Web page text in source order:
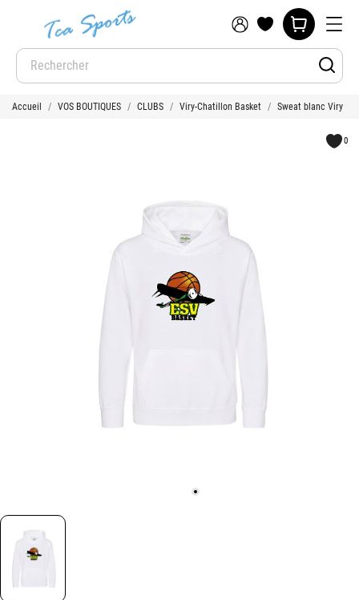
Accueil VOS BOUTIQUES CLUBS Viry-Chatillon Basket Sweat blanc Viry
0